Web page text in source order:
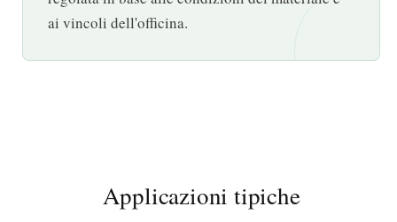
ai vincoli dell'officina.
Applicazioni tipiche